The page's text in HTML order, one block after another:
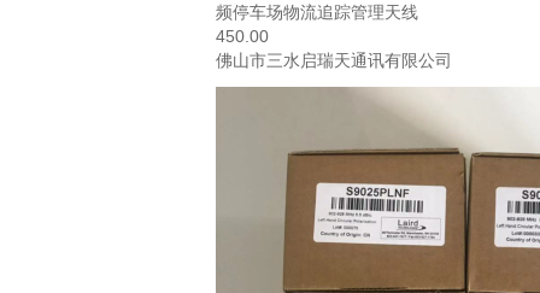
频停车场物流追踪管理天线
450.00
佛山市三水启瑞天通讯有限公司